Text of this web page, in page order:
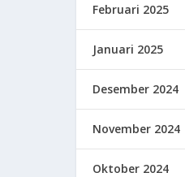
Februari 2025
Januari 2025
Desember 2024
November 2024
Oktober 2024